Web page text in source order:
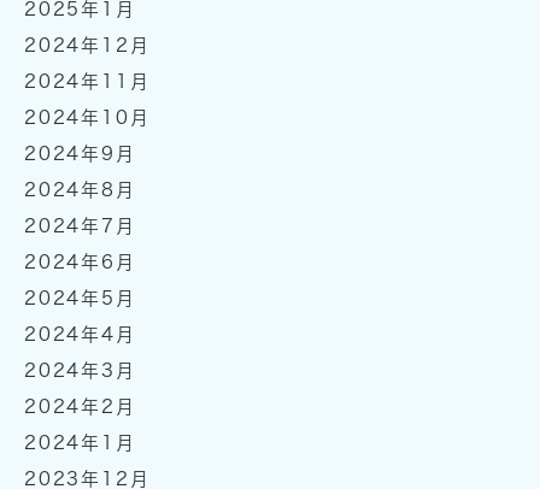
2025年1月
2024年12月
2024年11月
2024年10月
2024年9月
2024年8月
2024年7月
2024年6月
2024年5月
2024年4月
2024年3月
2024年2月
2024年1月
2023年12月